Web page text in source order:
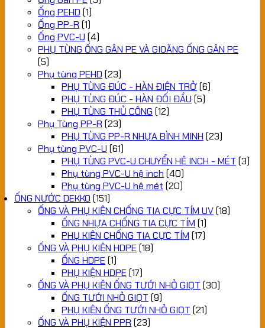
Ống PEHD (1)
Ống PP-R (1)
Ống PVC-U (4)
PHỤ TÙNG ỐNG GÂN PE VÀ GIOĂNG ỐNG GÂN PE
(5)
Phụ tùng PEHD (23)
PHỤ TÙNG ĐÚC - HÀN ĐIỆN TRỞ(6)
PHỤ TÙNG ĐÚC - HÀN ĐỐI ĐẦU (5)
PHỤ TÙNG THỦ CÔNG (12)
Phụ Tùng PP-R (23)
PHỤ TÙNG PP-R NHỰA BÌNH MINH (23)
Phụ tùng PVC-U (61)
PHỤ TÙNG PVC-U CHUYỂN HỆ INCH - MÉT (3)
Phụ tùng PVC-U hệ inch (40)
Phụ tùng PVC-U hệ mét (20)
ỐNG NƯỚC DEKKO (151)
ỐNG VÀ PHỤ KIỆN CHỐNG TIA CỰC TÍM UV(18)
ỐNG NHỰA CHỐNG TIA CỰC TÍM (1)
PHỤ KIỆN CHỐNG TIA CỰC TÍM (17)
ỐNG VÀ PHỤ KIỆN HDPE (18)
ỐNG HDPE (1)
PHỤ KIỆN HDPE (17)
ỐNG VÀ PHỤ KIỆN ỐNG TƯỚI NHỎ GIỌT (30)
ỐNG TƯỚI NHỎ GIỌT (9)
PHỤ KIỆN ỐNG TƯỚI NHỎ GIỌT (21)
ỐNG VÀ PHỤ KIỆN PPR (23)